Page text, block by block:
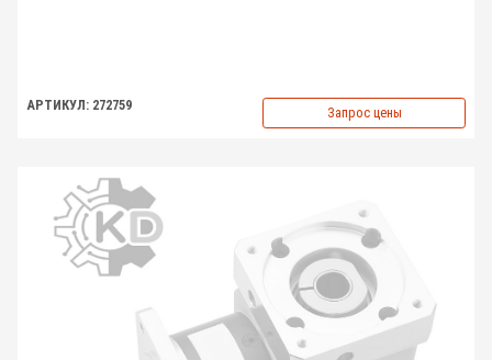
АРТИКУЛ: 272759 Запрос цены